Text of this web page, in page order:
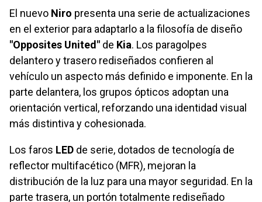
El nuevo Niro presenta una serie de actualizaciones
en el exterior para adaptarlo a la filosofía de diseño
"Opposites United" de Kia. Los paragolpes
delantero y trasero rediseñados confieren al
vehículo un aspecto más definido e imponente. En la
parte delantera, los grupos ópticos adoptan una
orientación vertical, reforzando una identidad visual
más distintiva y cohesionada.
Los faros LED de serie, dotados de tecnología de
reflector multifacético (MFR), mejoran la
distribución de la luz para una mayor seguridad. En la
parte trasera, un portón totalmente rediseñado